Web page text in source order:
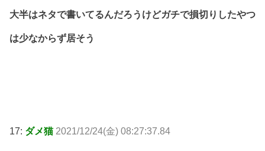
大半はネタで書いてるんだろうけどガチで損切りしたやつ
は少なからず居そう
17: ダメ猫 2021/12/24(金) 08:27:37.84